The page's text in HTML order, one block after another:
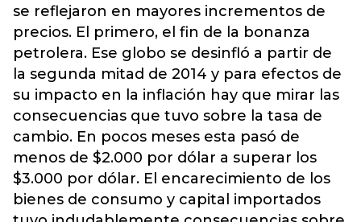
se reflejaron en mayores incrementos de
precios. El primero, el fin de la bonanza
petrolera. Ese globo se desinfló a partir de
la segunda mitad de 2014 y para efectos de
su impacto en la inflación hay que mirar las
consecuencias que tuvo sobre la tasa de
cambio. En pocos meses esta pasó de
menos de $2.000 por dólar a superar los
$3.000 por dólar. El encarecimiento de los
bienes de consumo y capital importados